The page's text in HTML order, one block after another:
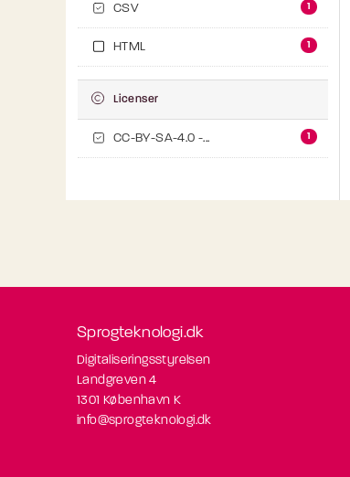
CSV 1
HTML 1
Licenser
CC-BY-SA-4.0 -... 1
Sprogteknologi.dk
Digitaliseringsstyrelsen
Landgreven 4
1301 København K
info@sprogteknologi.dk